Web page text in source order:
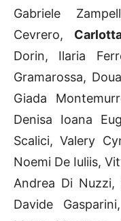
Gabriele
Cevrero,
Dorin, Ilaria
Gramarossa,
Giada
Denisa Ioana
Scalici, Valery
Noemi De Iuliis,
Andrea Di Nuzzi,
Davide